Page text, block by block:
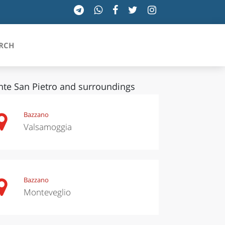
TOSCANA
VALLE D'AOSTA
San Pietro and surroundings
Bazzano
Valsamoggia
Bazzano
Monteveglio